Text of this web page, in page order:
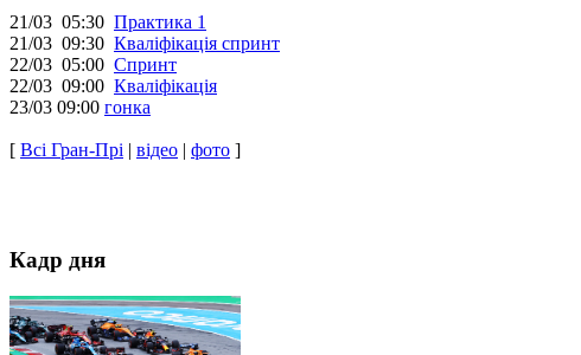
21/03 05:30 Практика 1
21/03 09:30 Кваліфікація спринт
22/03 05:00 Спринт
22/03 09:00 Кваліфікація
23/03 09:00 гонка
[ Всі Гран-Прі | відео | фото ]
Кадр дня